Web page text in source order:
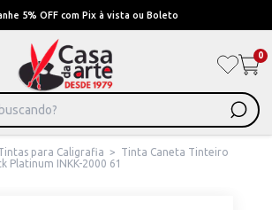
em Até 6x sem juros ou ate 12x com juros
0
para Caligrafia >
Tinta Caneta Tinteiro
Platinum INKK-2000 61